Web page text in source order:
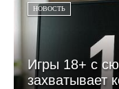
НОВОСТЬ
Игры 18+ с
захватывает